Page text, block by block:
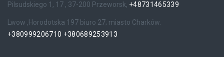
Pilsudskiego 1, 17 , 37-200 Przeworsk, +48731465339
Lwow ,Horodotska 197 biuro 27; miasto Charków.
+380999206710 +380689253913